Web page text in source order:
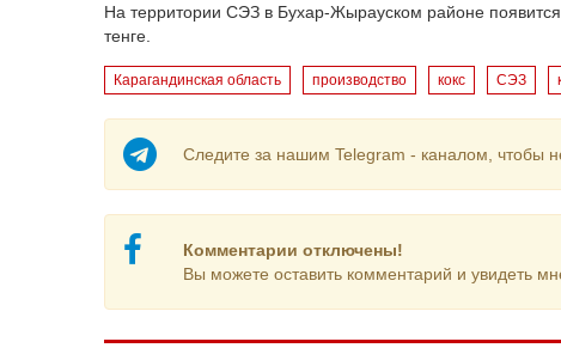
На территории СЭЗ в Бухар-Жырауском районе
тенге.
Карагандинская область производство кокс СЭЗ
Следите за нашим Telegram - каналом, чтобы
Комментарии отключены!
Вы можете оставить комментарий и увидеть